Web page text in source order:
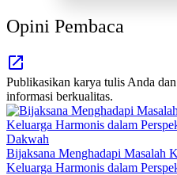
Opini Pembaca
Publikasikan karya tulis Anda
informasi berkualitas.
Dakwah
Bijaksana Menghadapi Masalah
Keluarga Harmonis dalam